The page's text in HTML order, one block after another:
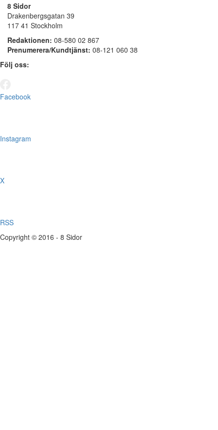
8 Sidor
Drakenbergsgatan 39
117 41 Stockholm
Redaktionen: 08-580 02 867
Prenumerera/Kundtjänst: 08-121 060 38
Följ oss:
Facebook
Instagram
X
RSS
Copyright © 2016 - 8 Sidor